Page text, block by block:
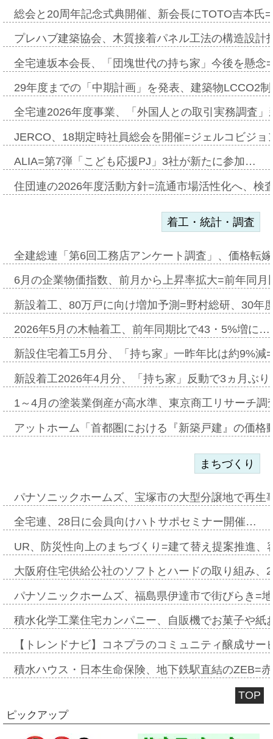
総会と20周年記念式典開催、新会長にTOTO吉本氏
プレハブ建築協会、木質接着パネル工法の構造設
全宅連坂本会長、「団塊世代の持ち家」今後を懸
29年度までの「中期計画」を発表、建築物LCCO2
全宅連2026年度事業、「外国人との取引実務調査
JERCO、18期定時社員総会を開催=ジェルコビジ
ALIA=第7弾「こども応援PJ」3社が新たに参加…
住団連の2026年度活動方針=流通市場活性化へ、検
着工・統計・調査
全建総連「第6回工務店アンケート調査」、価格転
6月の企業物価指数、前月から上昇率拡大=前年同
新設着工、80万戸に向け増加予測=野村総研、30年
2026年5月の木軸着工、前年同期比で43・5%増に…
新設住宅着工5月分、「持ち家」一昨年比は約9%
新設着工2026年4月分、「持ち家」反動で3ヵ月ぶ
1～4月の塗装業倒産が高水準、東京商工リサーチ
アットホーム「首都圏における『新築戸建』の価
まちづくり
パナソニックホームズ、宝塚市の大型分譲地で再
全宅連、28日に会員向けハトサポセミナー開催…
UR、防災性向上のまちづくり=建て替え提案推進
大阪府住宅供給公社のソフトとハードの取り組み
パナソニックホームズ、福島県伊達市で街びらき=
積水化学工業住宅カンパニー、自販機でお菓子や
【トレンドナビ】コネプラのコミュニティ醸成サ
積水ハウス・日本生命保険、地下鉄駅直結のZEB=
TOP
ピックアップ